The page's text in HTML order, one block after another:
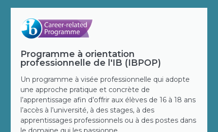
Programme à orientation
professionnelle de l'IB (IBPOP)
Un programme à visée professionnelle qui adopte
une approche pratique et concrète de
l’apprentissage afin d’offrir aux élèves de 16 à 18 ans
l’accès à l’université, à des stages, à des
apprentissages professionnels ou à des postes dans